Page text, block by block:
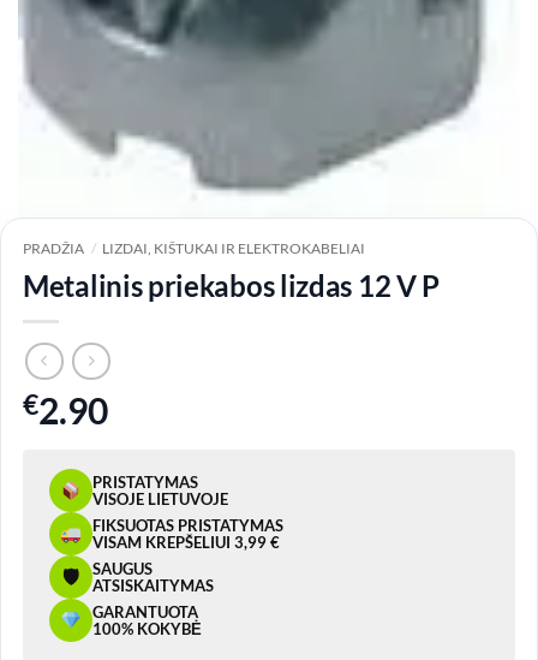
PRADŽIA / LIZDAI, KIŠTUKAI IR ELEKTROKABELIAI
Metalinis priekabos lizdas 12 V P
€2.90
PRISTATYMAS
VISOJE LIETUVOJE
FIKSUOTAS PRISTATYMAS
VISAM KREPŠELIUI 3,99 €
🛡
SAUGUS
ATSISKAITYMAS
GARANTUOTA
100% KOKYBĖ